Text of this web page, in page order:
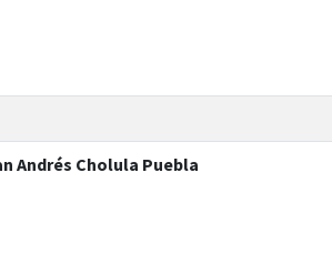
Andrés Cholula Puebla